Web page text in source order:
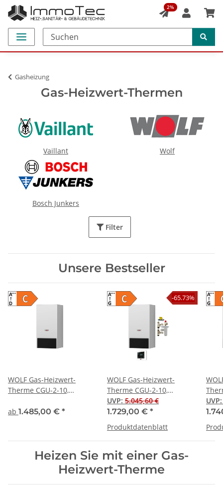
2%
Gasheizung
Gas-Heizwert-Thermen
Vaillant Wolf
Bosch Junkers
Filter
Unsere Bestseller
WOLF Gas-Heizwert-
Therme CGU-2-10,
ab 1.485,00 € *
-65.73%
WOLF Gas-Heizwert-
Therme CGU-2-10,
Erdgas E/H, 10 kW, RM-2,
Aufputz
UVP: 5.045,60 €
1.729,00 € *
Produktdatenblatt
UVP
Heizen Sie mit einer Gas-
Heizwert-Therme